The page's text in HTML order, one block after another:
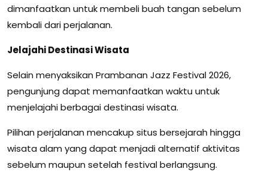
dimanfaatkan untuk membeli buah tangan sebelum
kembali dari perjalanan.
Jelajahi Destinasi Wisata
Selain menyaksikan Prambanan Jazz Festival 2026,
pengunjung dapat memanfaatkan waktu untuk
menjelajahi berbagai destinasi wisata.
Pilihan perjalanan mencakup situs bersejarah hingga
wisata alam yang dapat menjadi alternatif aktivitas
sebelum maupun setelah festival berlangsung.